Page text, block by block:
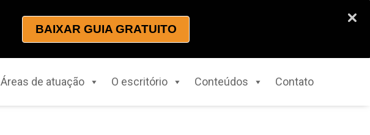
BAIXAR GUIA GRATUITO
Áreas de atuação O escritório Conteúdos Contato